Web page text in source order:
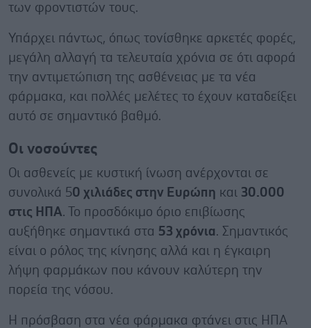
των φροντιστών τους.
Υπάρχει πάντως, όπως τονίσθηκε αρκετές φορές,
μεγάλη αλλαγή τα τελευταία χρόνια σε ότι αφορά
την αντιμετώπιση της ασθένειας με τα νέα
φάρμακα, και πολλές μελέτες το έχουν καταδείξει
αυτό σε σημαντικό βαθμό.
Οι νοσούντες
Οι ασθενείς με κυστική ίνωση ανέρχονται σε
συνολικά 50 χιλιάδες στην Ευρώπη και 30.000
στις ΗΠΑ. Το προσδόκιμο όριο επιβίωσης
αυξήθηκε σημαντικά στα 53 χρόνια. Σημαντικός
είναι ο ρόλος της κίνησης αλλά και η έγκαιρη
λήψη φαρμάκων που κάνουν καλύτερη την
πορεία της νόσου.
Η πρόσβαση στα νέα φάρμακα φτάνει στις ΗΠΑ